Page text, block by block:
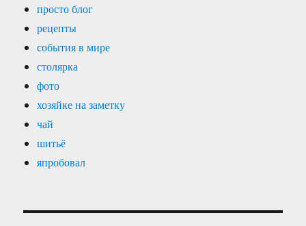
просто блог
рецепты
события в мире
столярка
фото
хозяйке на заметку
чай
шитьё
япробовал